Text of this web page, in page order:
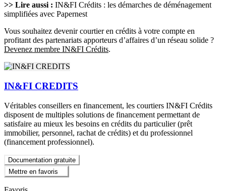
>> Lire aussi : IN&FI Crédits : les démarches de déménagement
simplifiées avec Papernest
Vous souhaitez devenir courtier en crédits à votre compte en
profitant des partenariats apporteurs d’affaires d’un réseau solide ?
Devenez membre IN&FI Crédits.
IN&FI CREDITS
Véritables conseillers en financement, les courtiers IN&FI Crédits
disposent de multiples solutions de financement permettant de
satisfaire au mieux les besoins en crédits du particulier (prêt
immobilier, personnel, rachat de crédits) et du professionnel
(financement professionnel).
Documentation gratuite
Mettre en favoris